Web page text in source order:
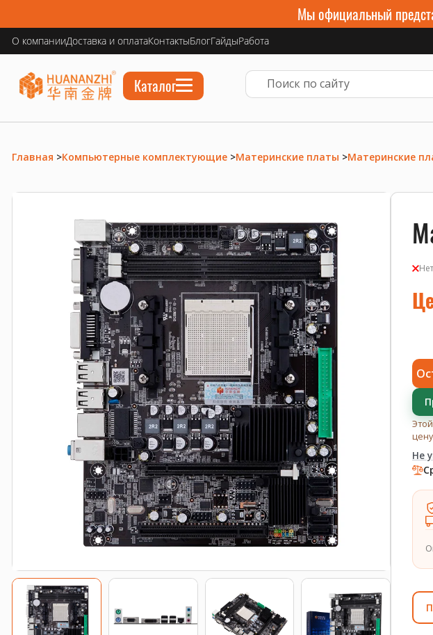
Мы официальный
О компанииДоставка и оплатаКонтактыБлогГайдыРабота
Каталог
Главная >Компьютерные комплектующие >Материнские платы >Материнские
Не